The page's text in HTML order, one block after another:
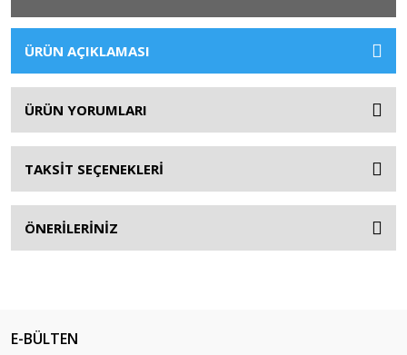
ÜRÜN AÇIKLAMASI
ÜRÜN YORUMLARI
TAKSİT SEÇENEKLERİ
ÖNERİLERİNİZ
E-BÜLTEN